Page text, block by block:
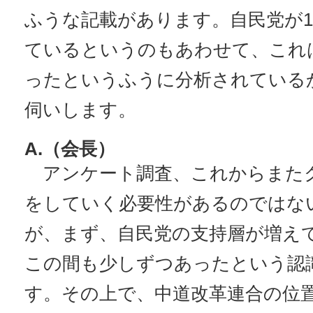
ふうな記載があります。自民党が
ているというのもあわせて、こ
ったというふうに分析されている
伺いします。
A.（会長）
アンケート調査、これからまた
をしていく必要性があるのではな
が、まず、自民党の支持層が増え
この間も少しずつあったという認
す。その上で、中道改革連合の位